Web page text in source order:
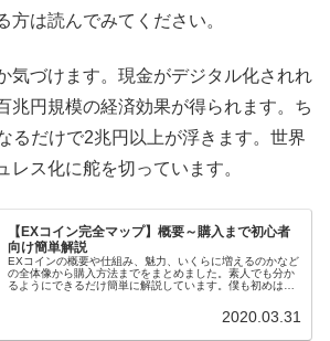
方は読んでみてください。
気づけます。現金がデジタル化されれ
兆円規模の経済効果が得られます。ち
るだけで2兆円以上が浮きます。世界
レス化に舵を切っています。
【EXコイン完全マップ】概要～購入まで初心者
向け簡単解説
EXコインの概要や仕組み、魅力、いくらに増えるのかなど
の全体像から購入方法までをまとめました。素人でも分か
るようにできるだけ簡単に解説しています。僕も初めは全
2020.03.31